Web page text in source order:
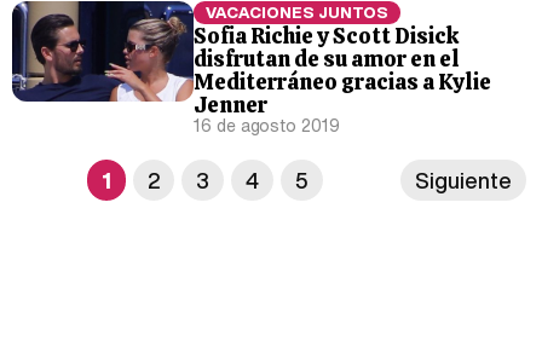
VACACIONES JUNTOS
Sofia Richie y Scott Disick
disfrutan de su amor en el
Mediterráneo gracias a Kylie
Jenner
16 de agosto 2019
1 2 3 4 5 Siguiente